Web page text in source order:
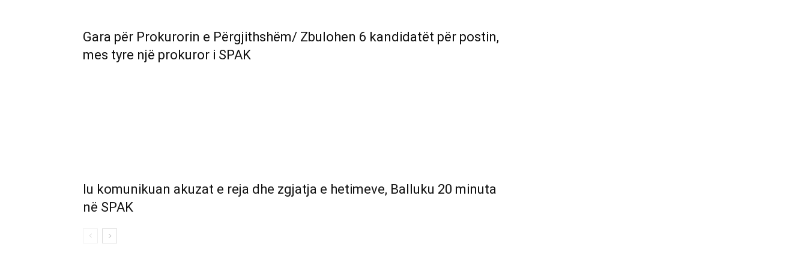
Gara për Prokurorin e Përgjithshëm/ Zbulohen 6 kandidatët për postin,
mes tyre një prokuror i SPAK
Iu komunikuan akuzat e reja dhe zgjatja e hetimeve, Balluku 20 minuta
në SPAK